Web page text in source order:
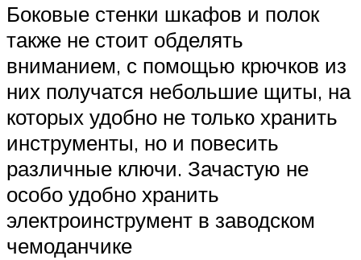
Боковые стенки шкафов и полок
также не стоит обделять
вниманием, с помощью крючков из
них получатся небольшие щиты, на
которых удобно не только хранить
инструменты, но и повесить
различные ключи. Зачастую не
особо удобно хранить
электроинструмент в заводском
чемоданчике